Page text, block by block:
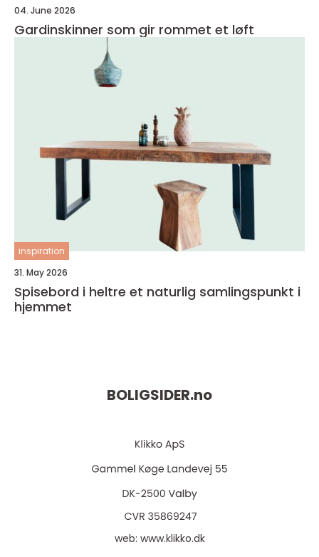
04. June 2026
Gardinskinner som gir rommet et løft
inspiration
31. May 2026
Spisebord i heltre et naturlig samlingspunkt i
hjemmet
BOLIGSIDER.no
web: www.klikko.dk